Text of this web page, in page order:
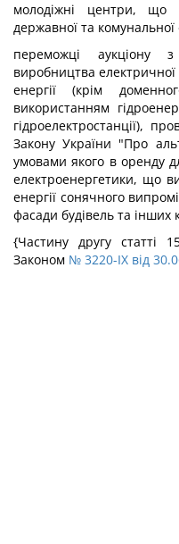
молодіжні центри, що
державної та
переможці аукціону
виробництва
енергії (крім
використанням
гідроелектростанції),
Закону України "Про
умовами якого в оренду
електроенергетики, що
енергії сонячного
фасади будівель та інших
{Частину другу статті
Законом № 3220-IX від